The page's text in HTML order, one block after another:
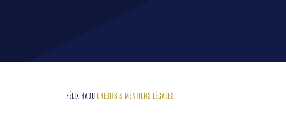
FÉLIX RADU|CRÉDITS & MENTIONS LÉGALES